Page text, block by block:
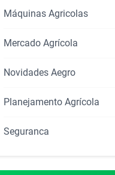
Máquinas Agricolas
Mercado Agrícola
Novidades Aegro
Planejamento Agrícola
Seguranca